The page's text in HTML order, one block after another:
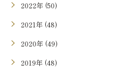
2022年 (50)
2021年 (48)
2020年 (49)
2019年 (48)